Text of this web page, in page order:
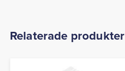
Relaterade produkter